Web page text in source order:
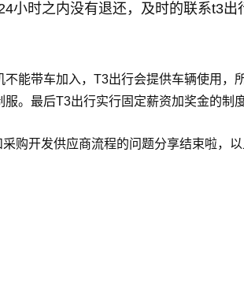
小时之内没有退还，及时的联系t3
不能带车加入，T3出行会提供车辆使用，
。最后T3出行实行固定薪资加奖金的制度
购开发供应商流程的问题分享结束啦，